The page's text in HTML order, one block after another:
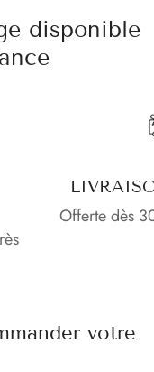
disponible
Offerte dès
votre